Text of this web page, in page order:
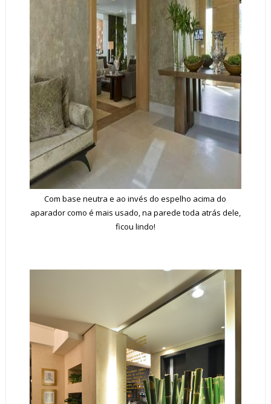
Com base neutra e ao invés do espelho acima do
aparador como é mais usado, na parede toda atrás dele,
ficou lindo!